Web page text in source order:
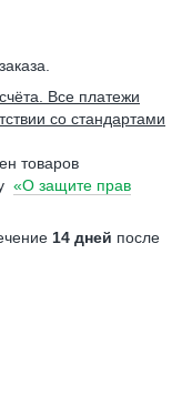
Все платежи
со стандартами
товаров
«О защите прав
14 дней после